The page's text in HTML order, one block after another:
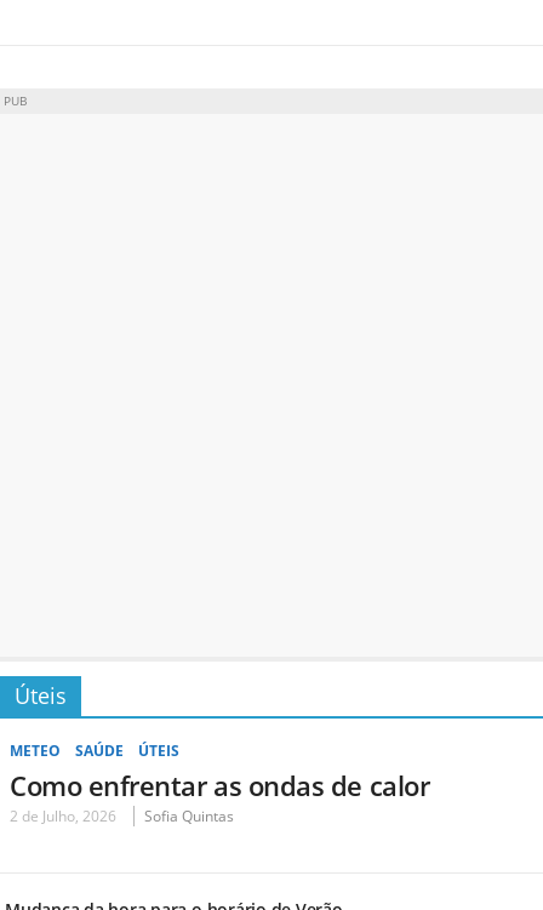
PUB
Úteis
METEO SAÚDE ÚTEIS
Como enfrentar as ondas de calor
2 de Julho, 2026 Sofia Quintas